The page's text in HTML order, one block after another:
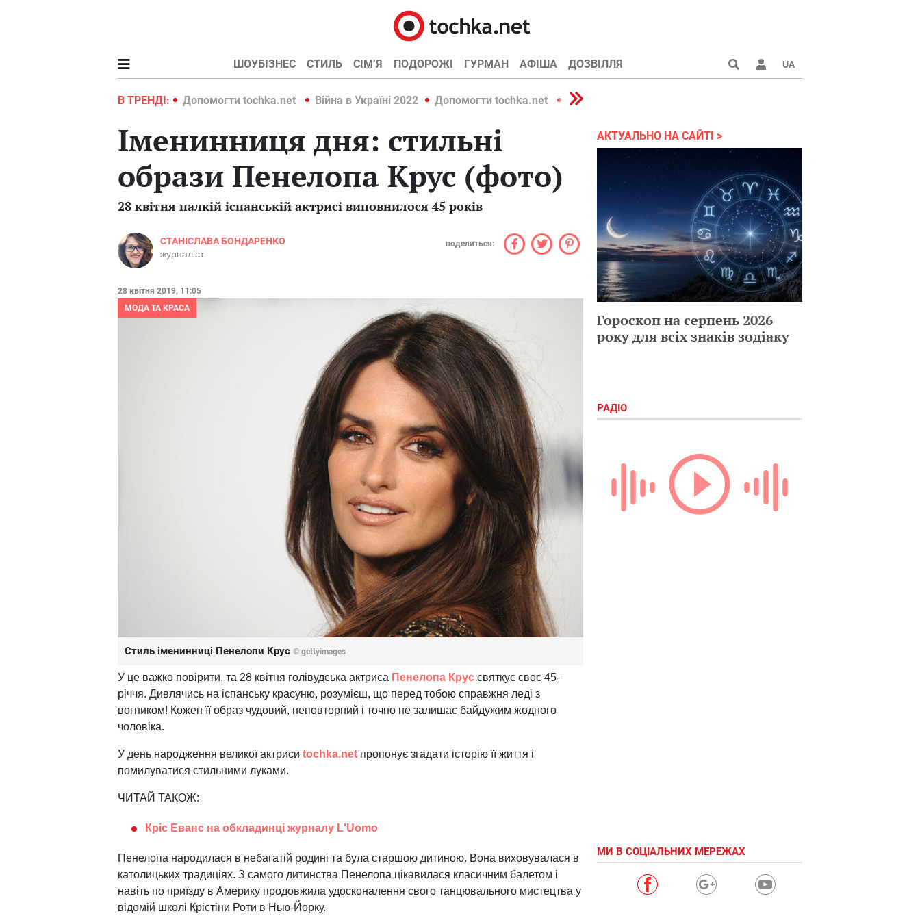
ШОУБІЗНЕС СТИЛЬ СІМ’Я ПОДОРОЖІ ГУРМАН АФІША ДОЗВІЛЛЯ UA
В ТРЕНДІ:
Війна в Україні 2022 Допомогти tochka.net Війна в Україні 2022 Допомогти tochka.net Війна в Україні 2022
Іменинниця дня: стильні
образи Пенелопа Крус (фото)
28 квітня палкій іспанській актрисі виповнилося 45 років
СТАНІСЛАВА БОНДАРЕНКО
журналіст
поделиться:
28 квітня 2019, 11:05
МОДА ТА КРАСА
Стиль іменинниці Пенелопи Крус © gettyimages
У це важко повірити, та 28 квітня голівудська актриса Пенелопа Крус святкує своє 45-
річчя. Дивлячись на іспанську красуню, розумієш, що перед тобою справжня леді з
вогником! Кожен її образ чудовий, неповторний і точно не залишає байдужим жодного
чоловіка.
У день народження великої актриси tochka.net пропонує згадати історію її життя і
помилуватися стильними луками.
ЧИТАЙ ТАКОЖ:
Кріс Еванс на обкладинці журналу L'Uomo
Пенелопа народилася в небагатій родині та була старшою дитиною. Вона виховувалася в
католицьких традиціях. З самого дитинства Пенелопа цікавилася класичним балетом і
навіть по приїзду в Америку продовжила удосконалення свого танцювального мистецтва у
відомій школі Крістіни Роти в Нью-Йорку.
АКТУАЛЬНО НА САЙТІ
Гороскоп на серпень 2026
року для всіх знаків зодіаку
РАДІО
МИ В СОЦІАЛЬНИХ МЕРЕЖАХ